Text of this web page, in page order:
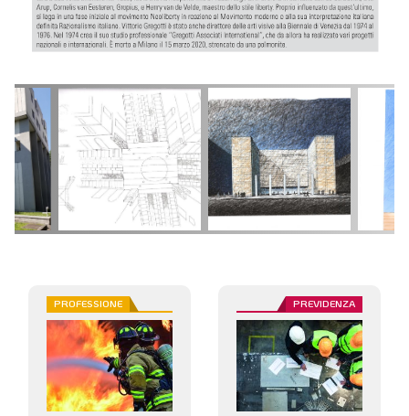
PROFESSIONE PREVIDENZA